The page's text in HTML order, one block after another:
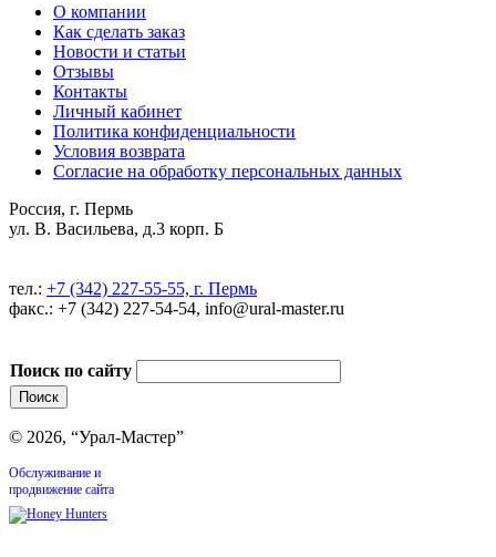
О компании
Как сделать заказ
Новости и статьи
Отзывы
Контакты
Личный кабинет
Политика конфиденциальности
Условия возврата
Согласие на обработку персональных данных
Россия, г. Пермь
ул. В. Васильева, д.3 корп. Б
тел.: +7 (342) 227-55-55, г. Пермь
факс.: +7 (342) 227-54-54, info@ural-master.ru
Поиск по сайту
© 2026, “Урал-Мастер”
Обслуживание и
продвижение сайта